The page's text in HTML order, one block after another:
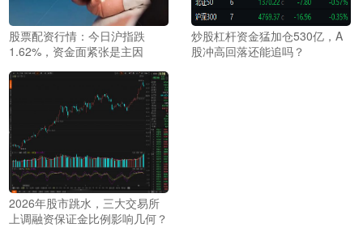
股票配资行情：今日沪指跌
1.62%，资金面紧张是主因
炒股杠杆资金猛加仓530亿，A
股冲高回落还能追吗？
2026年股市跳水，三大交易所
上调融资保证金比例影响几何？